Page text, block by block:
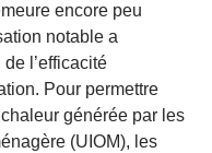
encore peu
notable a
l’efficacité
Pour permettre
générée par les
(UIOM), les